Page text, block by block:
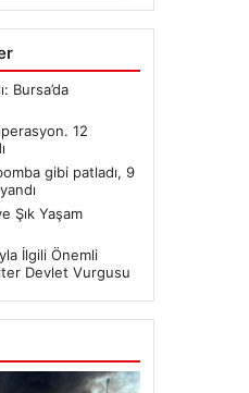
Bursa’da
12
gibi patladı, 9
Şık Yaşam
İlgili Önemli
Devlet Vurgusu